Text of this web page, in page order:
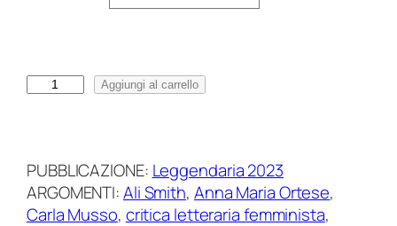
a
d
r
e
z
e
n
d
Aggiungi al carrello
PUBBLICAZIONE: Leggendaria 2023
ARGOMENTI:Ali Smith, Anna Maria Ortese
Carla Musso, critica letteraria femminista